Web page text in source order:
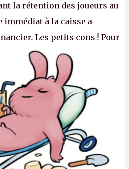
la rétention des joueurs au
immédiat à la caisse a
Les petits cons ! Pour
Baszucki peut compter
en Russie et l'explosion des
L'avenir appartient donc
jamais que des enfants
P.